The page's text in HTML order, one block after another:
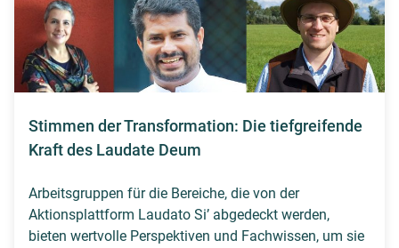
Stimmen der Transformation: Die tiefgreifende
Kraft des Laudate Deum
Arbeitsgruppen für die Bereiche, die von der
Aktionsplattform Laudato Si’ abgedeckt werden,
bieten wertvolle Perspektiven und Fachwissen, um sie